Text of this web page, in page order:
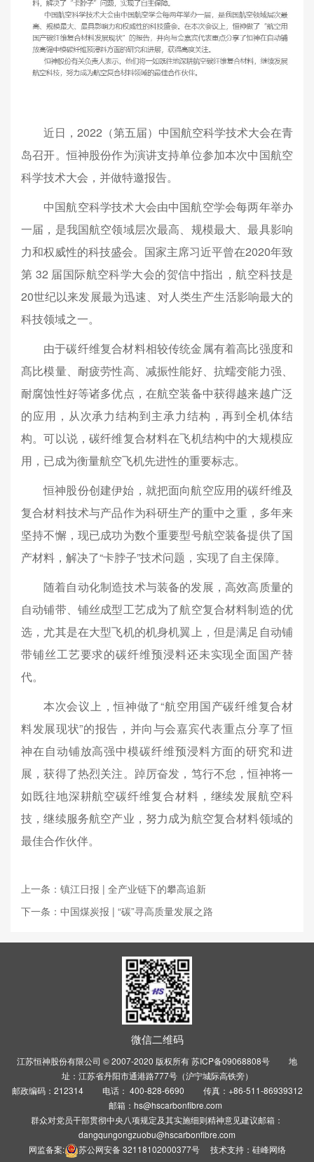
近日，2022（第五届）中国航空科学技术大会在青
岛召开。恒神股份作为演讲支持单位参加本次中国航空
科学技术大会，并做特邀报告。
中国航空科学技术大会由中国航空学会每两年举办
一届，是我国航空领域层次最高、规模最大、最具影响
力和权威性的科技盛会。国家主席习近平曾在2020年致
第 32 届国际航空科学大会的贺信中指出，航空科技是
20世纪以来发展最为迅速、对人类生产生活影响最大的
科技领域之一。
由于碳纤维复合材料相较传统金属有着高比强度和
髙比模量、耐疲劳性高、减振性能好、抗蠕变能力强、
耐腐蚀性好等诸多优点，在航空装备中获得越来越广泛
的应用，从次承力结构到主承力结构，再到全机体结
构。可以说，碳纤维复合材料在飞机结构中的大规模应
用，已成为衡量航空飞机先进性的重要标志。
恒神股份创建伊始，就把面向航空应用的碳纤维及
复合材料技术与产品作为科研生产的重中之重，多年来
坚持不懈，现已成功为数个重要型号航空装备提供了国
产材料，解决了“卡脖子”技术问题，实现了自主保障。
随着自动化制造技术与装备的发展，高效高质量的
自动铺带、铺丝成型工艺成为了航空复合材料制造的优
选，尤其是在大型飞机的机身机翼上，但是满足自动铺
带铺丝工艺要求的碳纤维预浸料还未实现全面国产替
代。
本次会议上，恒神做了“航空用国产碳纤维复合材
料发展现状”的报告，并向与会嘉宾代表重点分享了恒
神在自动铺放高强中模碳纤维预浸料方面的研究和进
展，获得了热烈关注。 踔厉奋发，笃行不怠，恒神将一
如既往地深耕航空碳纤维复合材料，继续发展航空科
技，继续服务航空产业，努力成为航空复合材料领域的
最佳合作伙伴。
上一条：镇江日报 | 全产业链下的攀高追新
下一条：中国煤炭报 | “碳”寻高质量发展之路
微信二维码
江苏恒神股份有限公司 © 2007-2020 版权所有苏ICP备09068808号 地
址：江苏省丹阳市通港路777号（沪宁城际高铁旁）
邮政编码：212314 电话： 400-828-6690 传真：+86-511-86939312
邮箱：hs@hscarbonfibre.com
群众对党员干部贯彻中央八项规定及其实施细则精神意见建议邮箱：
dangqungongzuobu@hscarbonfibre.com
网监备案:
苏公网安备 32118102000377号技术支持： 硅峰网络